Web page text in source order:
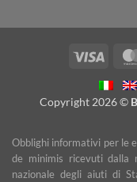
Visa
Copyright 2026 ©
Obblighi informativi per le
de minimis ricevuti dalla
nazionale degli aiuti di